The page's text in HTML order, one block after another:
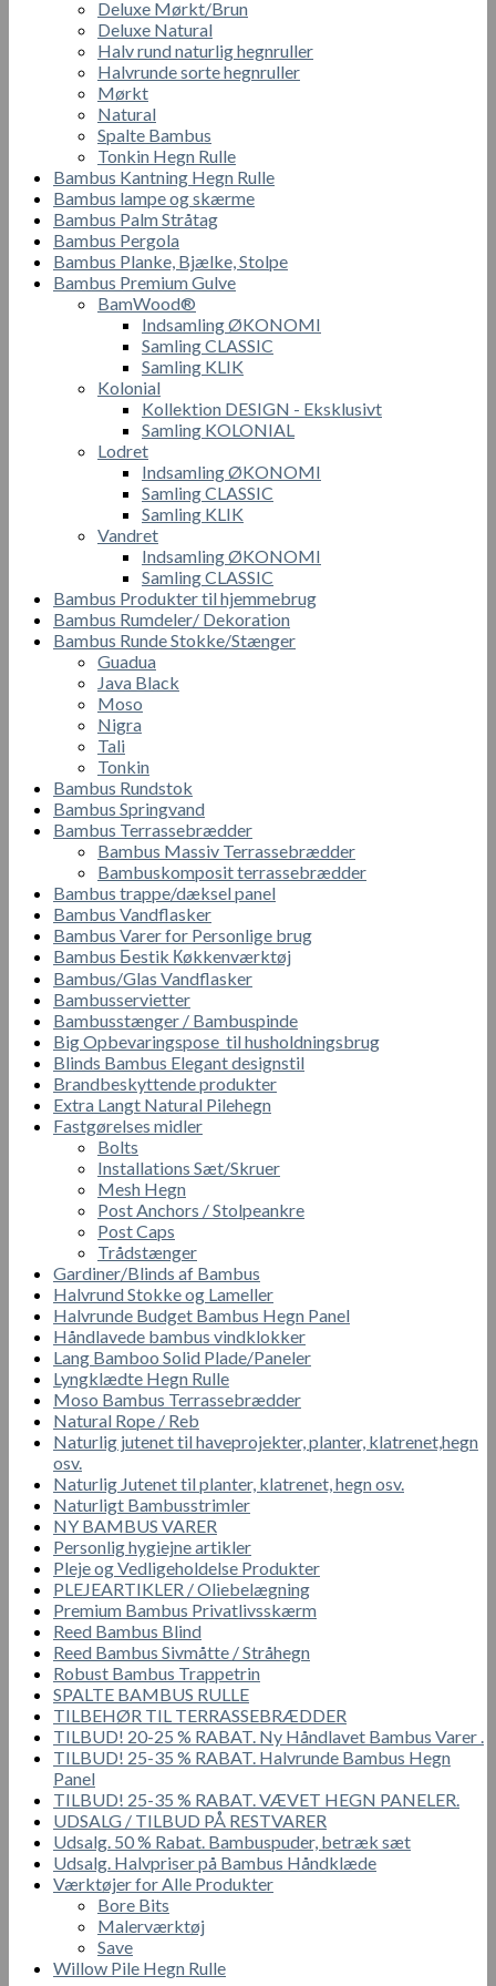
Deluxe Mørkt/Brun
Deluxe Natural
Halv rund naturlig hegnruller
Halvrunde sorte hegnruller
Mørkt
Natural
Spalte Bambus
Tonkin Hegn Rulle
Bambus Kantning Hegn Rulle
Bambus lampe og skærme
Bambus Palm Stråtag
Bambus Pergola
Bambus Planke, Bjælke, Stolpe
Bambus Premium Gulve
BamWood®
Indsamling ØKONOMI
Samling CLASSIC
Samling KLIK
Kolonial
Kollektion DESIGN - Eksklusivt
Samling KOLONIAL
Lodret
Indsamling ØKONOMI
Samling CLASSIC
Samling KLIK
Vandret
Indsamling ØKONOMI
Samling CLASSIC
Bambus Produkter til hjemmebrug
Bambus Rumdeler/ Dekoration
Bambus Runde Stokke/Stænger
Guadua
Java Black
Moso
Nigra
Tali
Tonkin
Bambus Rundstok
Bambus Springvand
Bambus Terrassebrædder
Bambus Massiv Terrassebrædder
Bambuskomposit terrassebrædder
Bambus trappe/dæksel panel
Bambus Vandflasker
Bambus Varer for Personlige brug
Bambus Бestik Кøkkenværktøj
Bambus/Glas Vandflasker
Bambusservietter
Bambusstænger / Bambuspinde
Big Opbevaringspose til husholdningsbrug
Blinds Bambus Elegant designstil
Brandbeskyttende produkter
Extra Langt Natural Pilehegn
Fastgørelses midler
Bolts
Installations Sæt/Skruer
Mesh Hegn
Post Anchors / Stolpeankre
Post Caps
Trådstænger
Gardiner/Blinds af Bambus
Halvrund Stokke og Lameller
Halvrunde Budget Bambus Hegn Panel
Håndlavede bambus vindklokker
Lang Bamboo Solid Plade/Paneler
Lyngklædte Hegn Rulle
Moso Bambus Terrassebrædder
Natural Rope / Reb
Naturlig jutenet til haveprojekter, planter, klatrenet,hegn
osv.
Naturlig Jutenet til planter, klatrenet, hegn osv.
Naturligt Bambusstrimler
NY BAMBUS VARER
Personlig hygiejne artikler
Pleje og Vedligeholdelse Produkter
PLEJEARTIKLER / Oliebelægning
Premium Bambus Privatlivsskærm
Reed Bambus Blind
Reed Bambus Sivmåtte / Stråhegn
Robust Bambus Trappetrin
SPALTE BAMBUS RULLE
TILBEHØR TIL TERRASSEBRÆDDER
TILBUD! 20-25 % RABAT. Ny Håndlavet Bambus Varer .
TILBUD! 25-35 % RABAT. Halvrunde Bambus Hegn
Panel
TILBUD! 25-35 % RABAT. VÆVET HEGN PANELER.
UDSALG / TILBUD PÅ RESTVARER
Udsalg. 50 % Rabat. Bambuspuder, betræk sæt
Udsalg. Halvpriser på Bambus Håndklæde
Værktøjer for Alle Produkter
Bore Bits
Malerværktøj
Save
Willow Pile Hegn Rulle